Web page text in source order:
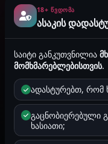
2272
18+ ᲬᲕᲓᲝᲛᲐ
ასაკის
საიტი განკუთვნილია
მომხმარებლებისთვის.
ადასტურებთ, რომ
გაცნობიერებული
ხასიათი;